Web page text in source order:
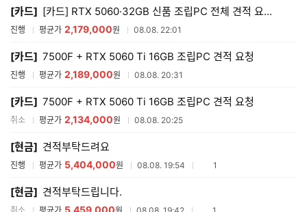
스
트
[카드] [카드] RTX 5060·32GB 신품 조립PC 전체 견적 요청 (모델변경 금지)
진행 평균가 2,179,000원 08.08. 22:01
[카드] 7500F + RTX 5060 Ti 16GB 조립PC 견적 요청
진행 평균가 2,189,000원 08.08. 20:31
[카드] 7500F + RTX 5060 Ti 16GB 조립PC 견적 요청
취소 평균가 2,134,000원 08.08. 20:25
[현금] 견적부탁드려요
진행 평균가 5,404,000원 08.08. 19:54 참여업체수
1
[현금] 견적부탁드립니다.
취소 평균가 5,459,000원 08.08. 19:42 참여업체수
1